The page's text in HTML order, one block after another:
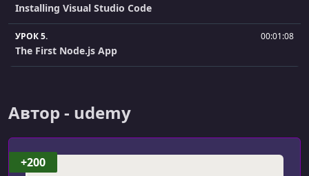
Installing Visual Studio Code
УРОК 5. 00:01:08
The First Node.js App
УРОК 7.
forEach()
УРОК 8.
Автор - udemy
+200